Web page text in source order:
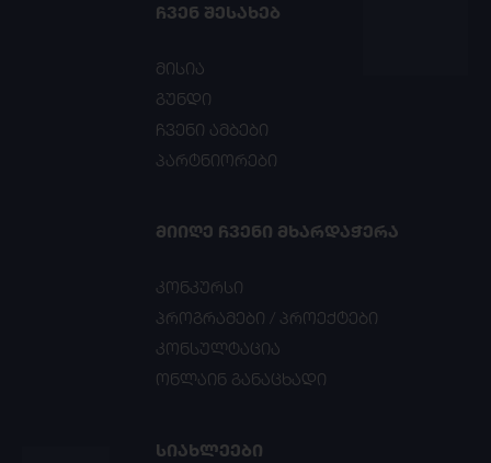
ᲩᲕᲔᲜ ᲨᲔᲡᲐᲮᲔᲑ
მისია
გუნდი
ჩვენი ამბები
პარტნიორები
ᲛᲘᲘᲦᲔ ᲩᲕᲔᲜᲘ ᲛᲮᲐᲠᲓᲐᲭᲔᲠᲐ
კონკურსი
პროგრამები / პროექტები
კონსულტაცია
ონლაინ განაცხადი
ᲡᲘᲐᲮᲚᲔᲔᲑᲘ